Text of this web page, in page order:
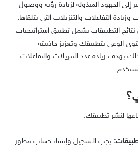
إلى الجهود المبذولة لزيادة رؤية ووصول
التفاعلات والتنزيلات التي يتلقاها.
التطبيقات يشمل تطبيق استراتيجيات
الوعي بتطبيقك وتعزيز جاذبيته
بهدف زيادة عدد التنزيلات والتفاعلات
لنشر تطبيقك:
يجب التسجيل وإنشاء حساب مطور